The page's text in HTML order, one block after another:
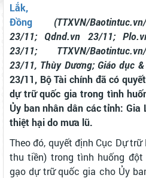
Lắk,
Đồng
(TTXVN/
23/11; Qdnd.vn 23/11;
23/11; TTXVN/Baotintuc.vn/
23/11, Thùy Dương; Giáo dục
23/11, Bộ Tài chính đã có
dự trữ quốc gia trong tình
Ủy ban nhân dân các tỉnh:
thiệt hại do mưa lũ.
Theo đó, quyết định Cục Dự
thu tiền) trong tình huống
gạo dự trữ quốc gia cho Ủy